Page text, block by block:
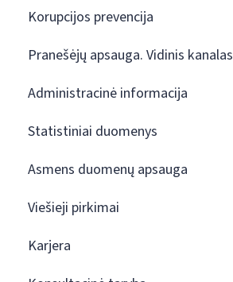
Korupcijos prevencija
Pranešėjų apsauga. Vidinis kanalas
Administracinė informacija
Statistiniai duomenys
Asmens duomenų apsauga
Viešieji pirkimai
Karjera